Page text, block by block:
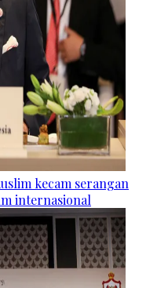
kecam serangan
internasional